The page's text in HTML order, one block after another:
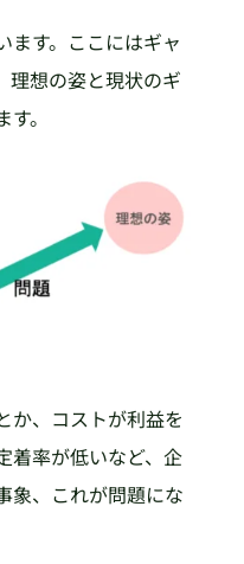
ます。ここにはギャ
理想の姿と現状のギ
。
か、コストが利益を
着率が低いなど、企
象、これが問題にな